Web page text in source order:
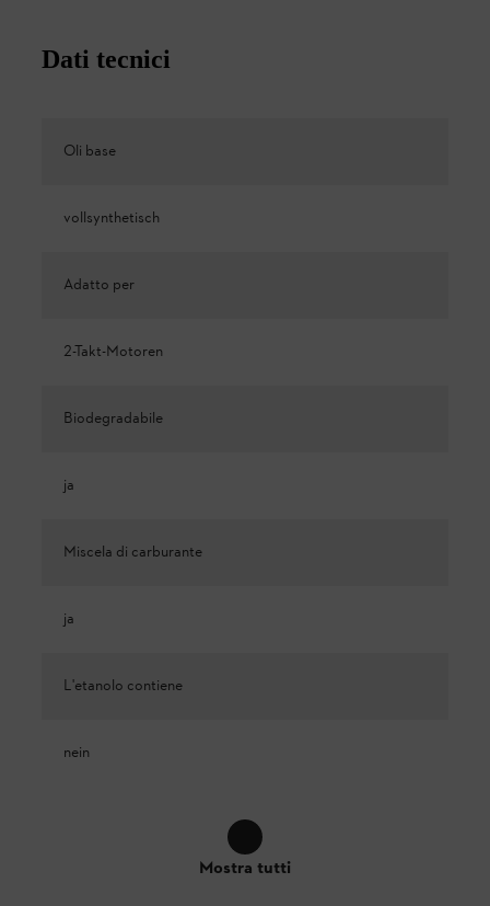
Dati tecnici
Oli base
vollsynthetisch
Adatto per
2-Takt-Motoren
Biodegradabile
ja
Miscela di carburante
ja
L'etanolo contiene
nein
Mostra tutti